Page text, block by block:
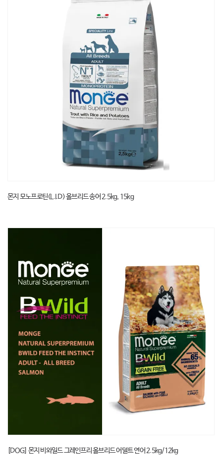
몬지 모노프로틴(L.I.D) 올브리드 송어 2.5kg, 15kg
[DOG] 몬지 비와일드 그레인프리 올브리드 어덜트 연어 2.5kg/12kg